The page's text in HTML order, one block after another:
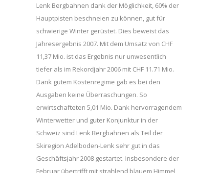
Lenk Bergbahnen dank der Möglichkeit, 60% der
Hauptpisten beschneien zu können, gut für
schwierige Winter gerüstet. Dies beweist das
Jahresergebnis 2007. Mit dem Umsatz von CHF
11,37 Mio. ist das Ergebnis nur unwesentlich
tiefer als im Rekordjahr 2006 mit CHF 11.71 Mio.
Dank gutem Kostenregime gab es bei den
Ausgaben keine Überraschungen. So
erwirtschafteten 5,01 Mio. Dank hervorragendem
Winterwetter und guter Konjunktur in der
Schweiz sind Lenk Bergbahnen als Teil der
Skiregion Adelboden-Lenk sehr gut in das
Geschäftsjahr 2008 gestartet. Insbesondere der
Februar übertrifft mit strahlend blauem Himmel